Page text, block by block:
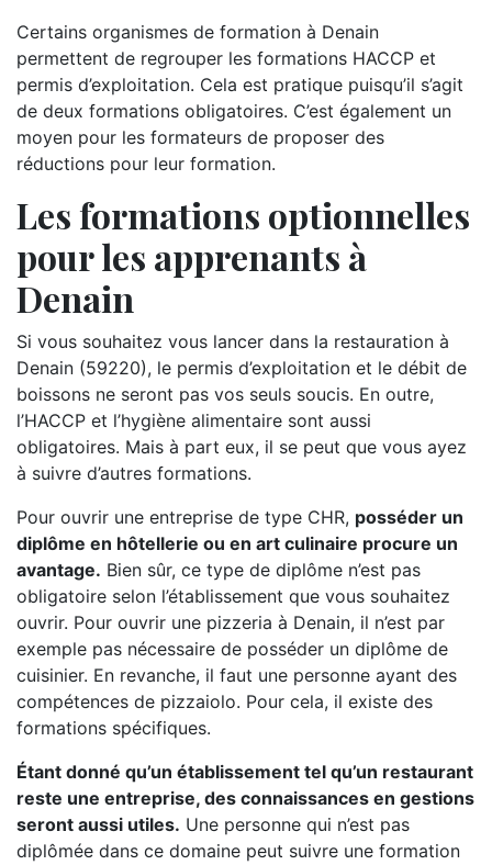
Certains organismes de formation à Denain
permettent de regrouper les formations HACCP et
permis d’exploitation. Cela est pratique puisqu’il s’agit
de deux formations obligatoires. C’est également un
moyen pour les formateurs de proposer des
réductions pour leur formation.
Les formations optionnelles
pour les apprenants à
Denain
Si vous souhaitez vous lancer dans la restauration à
Denain (59220), le permis d’exploitation et le débit de
boissons ne seront pas vos seuls soucis. En outre,
l’HACCP et l’hygiène alimentaire sont aussi
obligatoires. Mais à part eux, il se peut que vous ayez
à suivre d’autres formations.
Pour ouvrir une entreprise de type CHR, posséder un
diplôme en hôtellerie ou en art culinaire procure un
avantage. Bien sûr, ce type de diplôme n’est pas
obligatoire selon l’établissement que vous souhaitez
ouvrir. Pour ouvrir une pizzeria à Denain, il n’est par
exemple pas nécessaire de posséder un diplôme de
cuisinier. En revanche, il faut une personne ayant des
compétences de pizzaiolo. Pour cela, il existe des
formations spécifiques.
Étant donné qu’un établissement tel qu’un restaurant
reste une entreprise, des connaissances en gestions
seront aussi utiles. Une personne qui n’est pas
diplômée dans ce domaine peut suivre une formation